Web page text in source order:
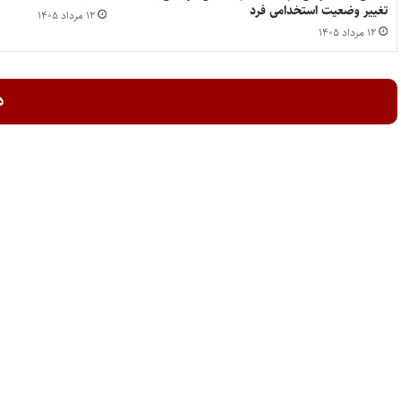
تغییر وضعیت استخدامی فرد
۱۲ مرداد ۱۴۰۵
۱۲ مرداد ۱۴۰۵